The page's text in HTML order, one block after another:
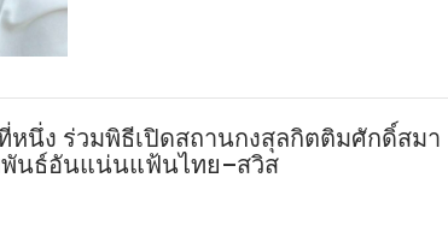
หนึ่ง ร่วมพิธีเปิดสถานกงสุลกิตติมศักดิ์สมา
พันธ์อันแน่นแฟ้นไทย–สวิส